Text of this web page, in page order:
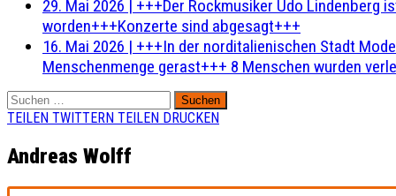
29. Mai 2026 | +++Der Rockmusiker Udo Lindenberg
worden+++Konzerte sind abgesagt+++
16. Mai 2026 | +++In der norditalienischen Stadt
Menschenmenge gerast+++ 8 Menschen wurden
Suchen
nach:
TEILEN TWITTERN TEILEN DRUCKEN
Andreas Wolff